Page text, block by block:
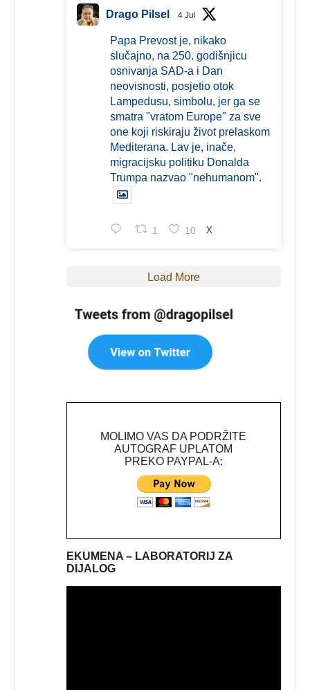
Drago Pilsel 4 Jul
Papa Prevost je, nikako
slučajno, na 250. godišnjicu
osnivanja SAD-a i Dan
neovisnosti, posjetio otok
Lampedusu, simbolu, jer ga se
smatra "vratom Europe" za sve
one koji riskiraju život prelaskom
Mediterana. Lav je, inače,
migracijsku politiku Donalda
Trumpa nazvao "nehumanom".
1 10 X
Load More
MOLIMO VAS DA PODRŽITE
AUTOGRAF UPLATOM
PREKO PAYPAL-A:
EKUMENA – LABORATORIJ ZA
DIJALOG